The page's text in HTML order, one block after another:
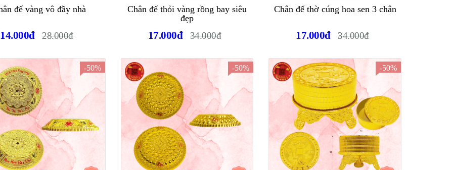
đế vàng vô đầy nhà
14.000đ 28.000đ
Chân đế thỏi vàng rồng bay siêu
đẹp
17.000đ 34.000đ
Chân đế thờ cúng hoa sen 3 chân
17.000đ 34.000đ
-50% -50% -50%